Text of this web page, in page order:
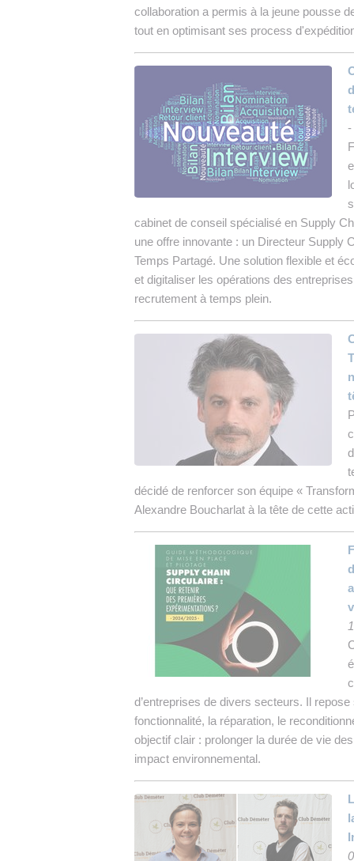
collaboration a permis à la jeune pousse
tout en optimisant ses process
-
cabinet de conseil spécialisé en Supply
une offre innovante : un Directeur Supply
Temps Partagé. Une solution flexible et
et digitaliser les opérations des
recrutement à temps plein.
décidé de renforcer son équipe «
Alexandre Boucharlat à la tête de cette
d’entreprises de divers secteurs. Il
fonctionnalité, la réparation, le
objectif clair : prolonger la durée de vie
impact environnemental.